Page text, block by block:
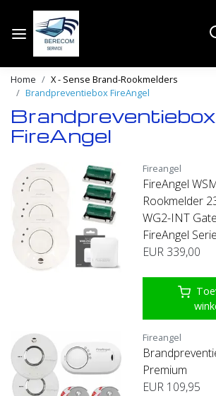
Home
X - Sense Brand-Rookmelders
Brandpreventiebox FireAngel
Brandpreventiebox
FireAngel
Fireangel
FireAngel
Rookmelder
WG2-INT
FireAngel
EUR 339,00
Fireangel
Premium
EUR 109,95